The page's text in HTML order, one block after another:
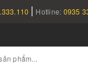
Hotline: 0935